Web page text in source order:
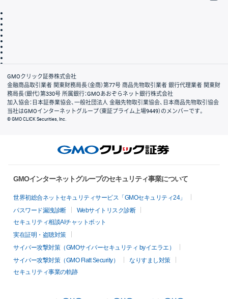
会社案内
GMOクリック証券株式会社
金融商品取引業者 関東財務局長（金商）第77号 商品先物取引業者 銀行代理業者 関東財
務局長（銀代）第330号 所属銀行：GMOあおぞらネット銀行株式会社
加入協会：日本証券業協会、一般社団法人 金融先物取引業協会、日本商品先物取引協会
当社はGMOインターネットグループ（東証プライム上場9449）のメンバーです。
© GMO CLICK Securities, Inc.
GMOインターネットグループのセキュリティ事業について
世界初総合ネットセキュリティサービス「GMOセキュリティ24」
パスワード漏洩診断
Webサイトリスク診断
セキュリティ相談AIチャットボット
実在証明・盗聴対策
サイバー攻撃対策（GMOサイバーセキュリティ byイエラエ）
サイバー攻撃対策（GMO Flatt Security）
なりすまし対策
セキュリティ事業の軌跡